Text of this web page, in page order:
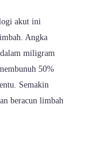
akut ini
Angka
miligram
50%
Semakin
beracun limbah